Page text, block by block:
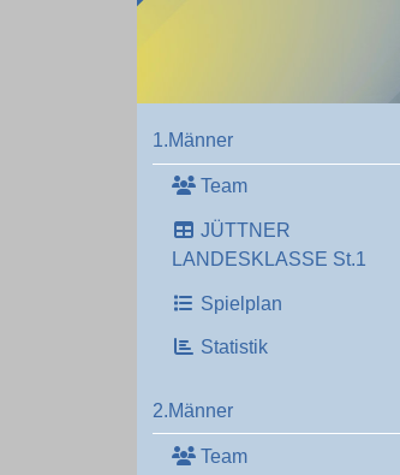
1.Männer
Team
JÜTTNER
LANDESKLASSE St.1
Spielplan
Statistik
2.Männer
Team